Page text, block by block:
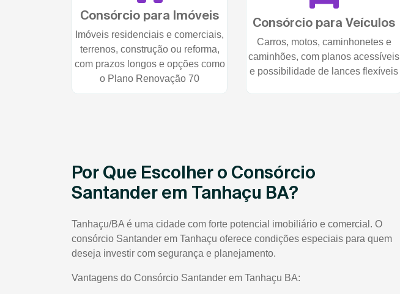
Consórcio para Imóveis
Imóveis residenciais e comerciais,
terrenos, construção ou reforma,
com prazos longos e opções como
o Plano Renovação 70
Consórcio para Veículos
Carros, motos, caminhonetes e
caminhões, com planos acessíveis
e possibilidade de lances flexíveis
Por Que Escolher o Consórcio
Santander em Tanhaçu BA?
Tanhaçu/BA é uma cidade com forte potencial imobiliário e comercial. O
consórcio Santander em Tanhaçu oferece condições especiais para quem
deseja investir com segurança e planejamento.
Vantagens do Consórcio Santander em Tanhaçu BA: